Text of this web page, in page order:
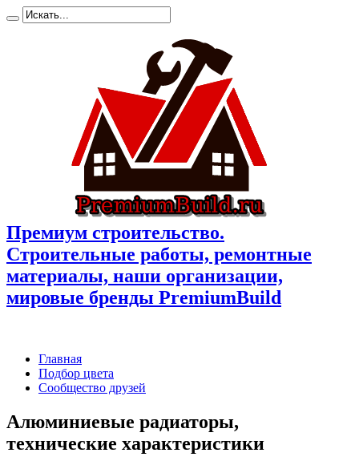
Премиум cтроительство.
Cтроительные работы, ремонтные
материалы, наши организации,
мировые бренды PremiumBuild
Главная
Подбор цвета
Сообщество друзей
Алюминиевые радиаторы,
технические характеристики